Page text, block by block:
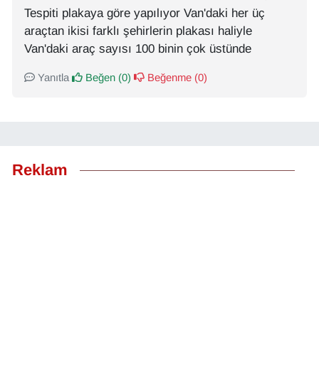
Tespiti plakaya göre yapılıyor Van'daki her üç
araçtan ikisi farklı şehirlerin plakası haliyle
Van'daki araç sayısı 100 binin çok üstünde
Yanıtla Beğen (0) Beğenme (0)
Reklam